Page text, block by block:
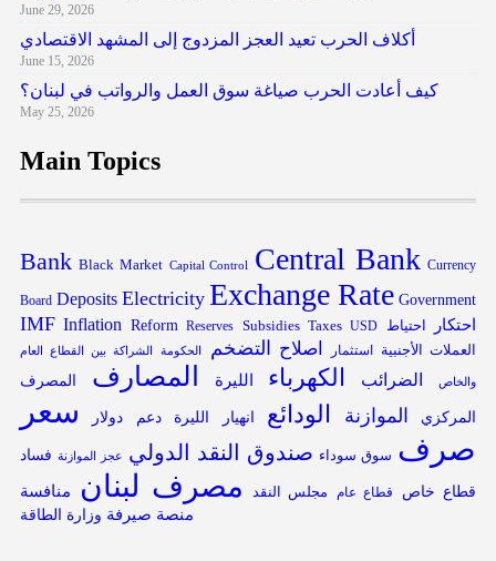
June 29, 2026
أكلاف الحرب تعيد العجز المزدوج إلى المشهد الاقتصادي
June 15, 2026
كيف أعادت الحرب صياغة سوق العمل والرواتب في لبنان؟
May 25, 2026
Main Topics
Bank Black Market Capital Control Central Bank Currency
Board Deposits Electricity Exchange Rate Government
IMF Inflation Reform Reserves Subsidies Taxes USD احتكار
احتياط
العملات الأجنبية
استثمار اصلاح التضخم الحكومة الشراكة بين القطاع العام
والخاص الضرائب الكهرباء الليرة المصارف المصرف
المركزي الموازنة الودائع انهيار الليرة دعم دولار
سعر
صرف سوق سوداء صندوق النقد الدولي عجز الموازنة فساد
قطاع خاص قطاع عام مجلس النقد مصرف لبنان
منافسة
منصة صيرفة وزارة الطاقة